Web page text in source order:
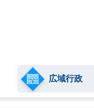
白河地方広域
広域行政